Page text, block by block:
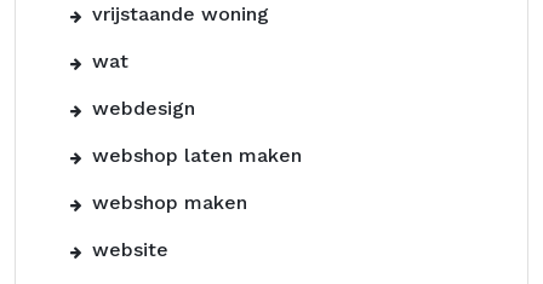
vrijstaande woning
wat
webdesign
webshop laten maken
webshop maken
website